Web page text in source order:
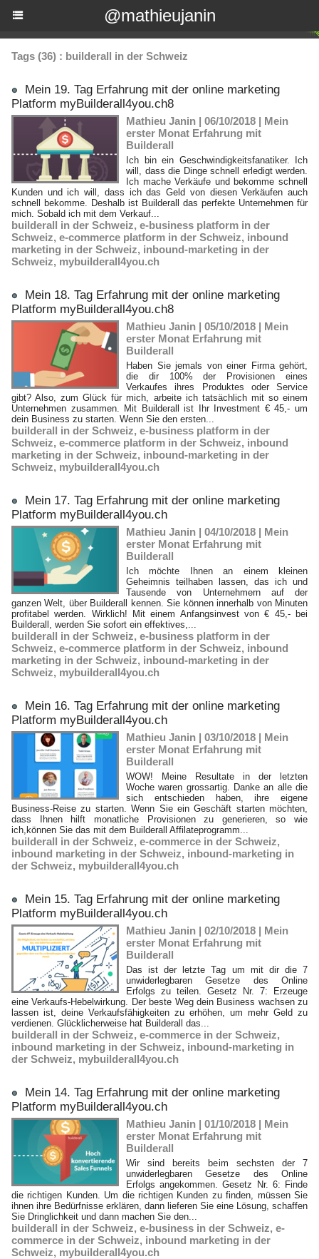
@mathieujanin
Tags (36) : builderall in der Schweiz
Mein 19. Tag Erfahrung mit der online marketing
Platform myBuilderall4you.ch8
Mathieu Janin | 06/10/2018 | Mein
erster Monat Erfahrung mit
Builderall
Ich bin ein Geschwindigkeitsfanatiker. Ich
will, dass die Dinge schnell erledigt werden.
Ich mache Verkäufe und bekomme schnell
Kunden und ich will, dass ich das Geld von diesen Verkäufen auch
schnell bekomme. Deshalb ist Builderall das perfekte Unternehmen für
mich. Sobald ich mit dem Verkauf...
builderall in der Schweiz, e-business platform in der
Schweiz, e-commerce platform in der Schweiz, inbound
marketing in der Schweiz, inbound-marketing in der
Schweiz, mybuilderall4you.ch
Mein 18. Tag Erfahrung mit der online marketing
Platform myBuilderall4you.ch8
Mathieu Janin | 05/10/2018 | Mein
erster Monat Erfahrung mit
Builderall
Haben Sie jemals von einer Firma gehört,
die dir 100% der Provisionen eines
Verkaufes ihres Produktes oder Service
gibt? Also, zum Glück für mich, arbeite ich tatsächlich mit so einem
Unternehmen zusammen. Mit Builderall ist Ihr Investment € 45,- um
dein Business zu starten. Wenn Sie den ersten...
builderall in der Schweiz, e-business platform in der
Schweiz, e-commerce platform in der Schweiz, inbound
marketing in der Schweiz, inbound-marketing in der
Schweiz, mybuilderall4you.ch
Mein 17. Tag Erfahrung mit der online marketing
Platform myBuilderall4you.ch
Mathieu Janin | 04/10/2018 | Mein
erster Monat Erfahrung mit
Builderall
Ich möchte Ihnen an einem kleinen
Geheimnis teilhaben lassen, das ich und
Tausende von Unternehmern auf der
ganzen Welt, über Builderall kennen. Sie können innerhalb von Minuten
profitabel werden. Wirklich! Mit einem Anfangsinvest von € 45,- bei
Builderall, werden Sie sofort ein effektives,...
builderall in der Schweiz, e-business platform in der
Schweiz, e-commerce platform in der Schweiz, inbound
marketing in der Schweiz, inbound-marketing in der
Schweiz, mybuilderall4you.ch
Mein 16. Tag Erfahrung mit der online marketing
Platform myBuilderall4you.ch
Mathieu Janin | 03/10/2018 | Mein
erster Monat Erfahrung mit
Builderall
WOW! Meine Resultate in der letzten
Woche waren grossartig. Danke an alle die
sich entschieden haben, ihre eigene
Business-Reise zu starten. Wenn Sie ein Geschäft starten möchten,
dass Ihnen hilft monatliche Provisionen zu generieren, so wie
ich,können Sie das mit dem Builderall Affilateprogramm...
builderall in der Schweiz, e-commerce in der Schweiz,
inbound marketing in der Schweiz, inbound-marketing in
der Schweiz, mybuilderall4you.ch
Mein 15. Tag Erfahrung mit der online marketing
Platform myBuilderall4you.ch
Mathieu Janin | 02/10/2018 | Mein
erster Monat Erfahrung mit
Builderall
Das ist der letzte Tag um mit dir die 7
unwiderlegbaren Gesetze des Online
Erfolgs zu teilen. Gesetz Nr. 7: Erzeuge
eine Verkaufs-Hebelwirkung. Der beste Weg dein Business wachsen zu
lassen ist, deine Verkaufsfähigkeiten zu erhöhen, um mehr Geld zu
verdienen. Glücklicherweise hat Builderall das...
builderall in der Schweiz, e-commerce in der Schweiz,
inbound marketing in der Schweiz, inbound-marketing in
der Schweiz, mybuilderall4you.ch
Mein 14. Tag Erfahrung mit der online marketing
Platform myBuilderall4you.ch
Mathieu Janin | 01/10/2018 | Mein
erster Monat Erfahrung mit
Builderall
Wir sind bereits beim sechsten der 7
unwiderlegbaren Gesetze des Online
Erfolgs angekommen. Gesetz Nr. 6: Finde
die richtigen Kunden. Um die richtigen Kunden zu finden, müssen Sie
ihnen ihre Bedürfnisse erklären, dann lieferen Sie eine Lösung, schaffen
Sie Dringlichkeit und dann machen Sie den...
builderall in der Schweiz, e-business in der Schweiz, e-
commerce in der Schweiz, inbound marketing in der
Schweiz, mybuilderall4you.ch